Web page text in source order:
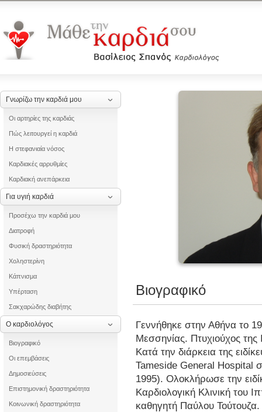
Γνωρίζω την καρδιά μου
Οι αρτηρίες της καρδιάς
Πώς λειτουργεί η καρδιά
Η στεφανιαία νόσος
Καρδιακές αρρυθμίες
Καρδιακή ανεπάρκεια
Για υγιή καρδιά
Προσέχω την καρδιά μου
Διατροφή
Φυσική δραστηριότητα
Χοληστερίνη
Κάπνισμα
Υπέρταση
Σακχαρώδης διαβήτης
Ο καρδιολόγος
Βιογραφικό
Οι επεμβάσεις
Δημοσιεύσεις
Επιστημονική δραστηριότητα
Κοινωνική δραστηριότητα
Βιογραφικό
Γεννήθηκε στην Αθήνα το
Μεσσηνίας. Πτυχιούχος της
Κατά την διάρκεια της
Tameside General Hospital
1995). Ολοκλήρωσε την
Καρδιολογική Κλινική του
καθηγητή Παύλου Τούτουζα.